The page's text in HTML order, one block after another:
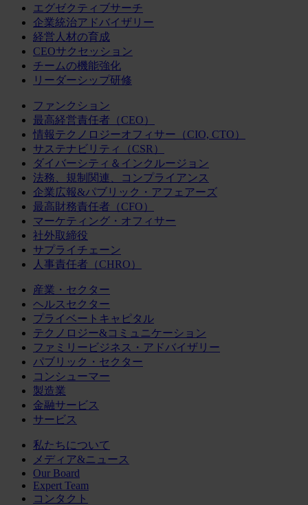
エグゼクティブサーチ
企業統治アドバイザリー
経営人材の育成
CEOサクセッション
チームの機能強化
リーダーシップ研修
ファンクション
最高経営責任者（CEO）
情報テクノロジーオフィサー（CIO, CTO）
サステナビリティ（CSR）
ダイバーシティ＆インクルージョン
法務、規制関連、コンプライアンス
企業広報&パブリック・アフェアーズ
最高財務責任者（CFO）
マーケティング・オフィサー
社外取締役
サプライチェーン
人事責任者（CHRO）
産業・セクター
ヘルスセクター
プライベートキャピタル
テクノロジー&コミュニケーション
ファミリービジネス・アドバイザリー
パブリック・セクター
コンシューマー
製造業
金融サービス
サービス
私たちについて
メディア&ニュース
Our Board
Expert Team
コンタクト